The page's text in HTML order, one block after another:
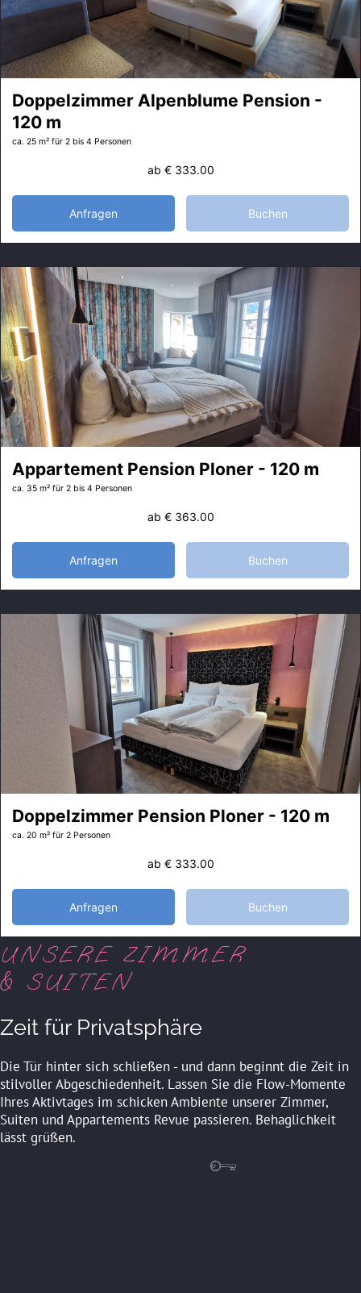
Doppelzimmer Alpenblume Pension -
120 m
ca. 25 m² für 2 bis 4 Personen
ab € 333.00
Anfragen Buchen
Appartement Pension Ploner - 120 m
ca. 35 m² für 2 bis 4 Personen
ab € 363.00
Anfragen Buchen
Doppelzimmer Pension Ploner - 120 m
ca. 20 m² für 2 Personen
ab € 333.00
Anfragen Buchen
UNSERE ZIMMER
& SUITEN
Zeit für Privatsphäre
Die Tür hinter sich schließen - und dann beginnt die Zeit in
stilvoller Abgeschiedenheit. Lassen Sie die Flow-Momente
Ihres Aktivtages im schicken Ambiente unserer Zimmer,
Suiten und Appartements Revue passieren. Behaglichkeit
lässt grüßen.